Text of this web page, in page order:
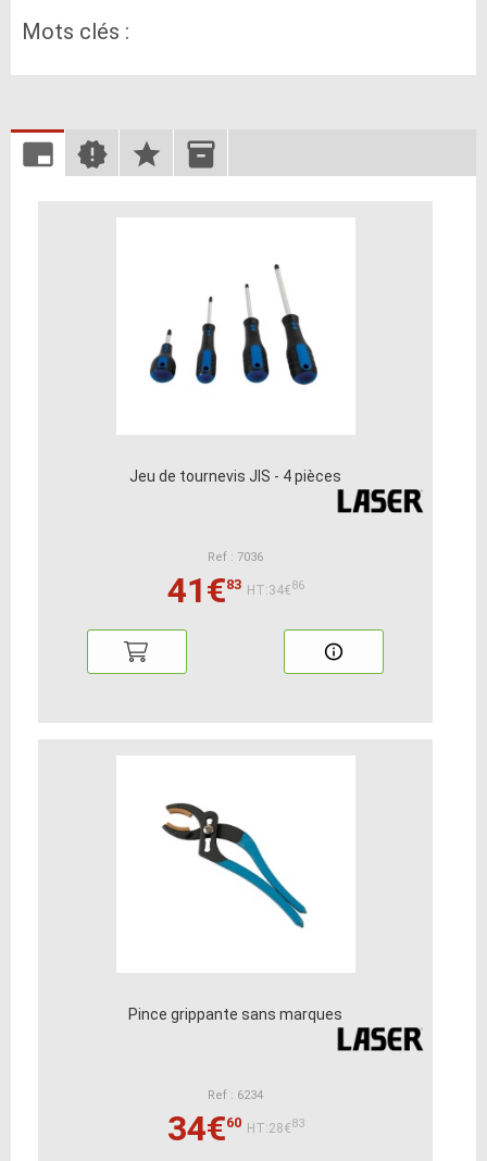
Mots clés :
Jeu de tournevis JIS - 4 pièces
Ref : 7036
41€83 HT:34€86
Pince grippante sans marques
Ref : 6234
34€60 HT:28€83